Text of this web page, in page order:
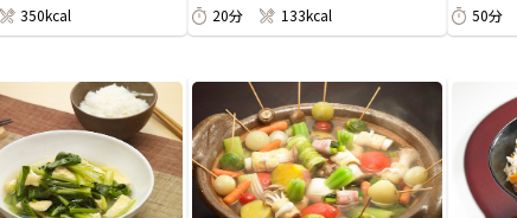
350kcal
20分
133kcal
50分